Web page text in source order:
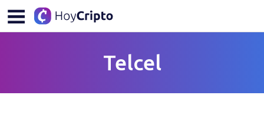
Telcel